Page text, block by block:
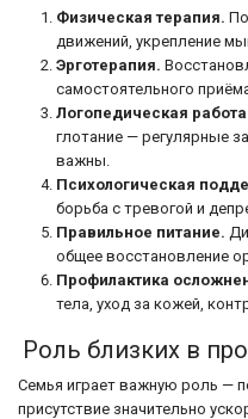
Физическая терапия.
движений, укрепление
Эрготерапия.
самостоятельного
Логопедическая
глотание — регулярные
важны.
Психологическая
борьба с тревогой и
Правильное питание.
общее восстановление
Профилактика
тела, уход за кожей,
Роль близких в
Семья играет важную роль —
присутствие значительно